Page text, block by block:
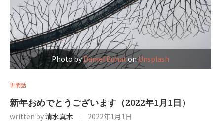
Photo byDaniel BuhatonUnsplash
世間話
新年おめでとうございます（2022年1月1日）
written by清水真木 2022年1月1日